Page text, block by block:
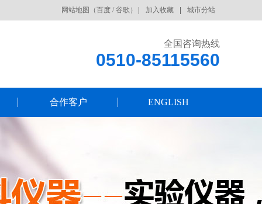
网站地图 （百度 / 谷歌 ） 加入收藏 城市分站
全国咨询热线
0510-85115560
合作客户 ENGLISH